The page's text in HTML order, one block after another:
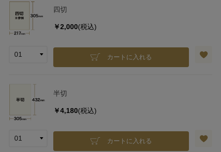
四切
￥2,000(税込)
カートに入れる
半切
￥4,180(税込)
カートに入れる